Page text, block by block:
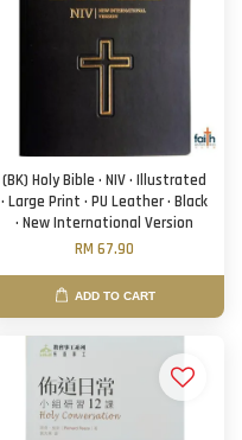
(BK) Holy Bible · NIV · Illustrated
· Large Print · PU Leather · Black
· New International Version
RM 67.90
ADD TO CART